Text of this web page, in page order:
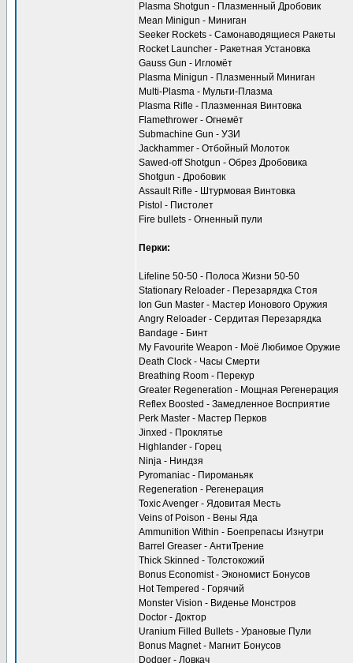
Plasma Shotgun - Плазменный Дробовик
Mean Minigun - Миниган
Seeker Rockets - Самонаводящиеся Ракеты
Rocket Launcher - Ракетная Установка
Gauss Gun - Игломёт
Plasma Minigun - Плазменный Миниган
Multi-Plasma - Мульти-Плазма
Plasma Rifle - Плазменная Винтовка
Flamethrower - Огнемёт
Submachine Gun - УЗИ
Jackhammer - Отбойный Молоток
Sawed-off Shotgun - Обрез Дробовика
Shotgun - Дробовик
Assault Rifle - Штурмовая Винтовка
Pistol - Пистолет
Fire bullets - Огненный пули
Перки:
Lifeline 50-50 - Полоса Жизни 50-50
Stationary Reloader - Перезарядка Стоя
Ion Gun Master - Мастер Ионового Оружия
Angry Reloader - Сердитая Перезарядка
Bandage - Бинт
My Favourite Weapon - Моё Любимое Оружие
Death Clock - Часы Смерти
Breathing Room - Перекур
Greater Regeneration - Мощная Регенерация
Reflex Boosted - Замедленное Восприятие
Perk Master - Мастер Перков
Jinxed - Проклятье
Highlander - Горец
Ninja - Ниндзя
Pyromaniac - Пироманьяк
Regeneration - Регенерация
Toxic Avenger - Ядовитая Месть
Veins of Poison - Вены Яда
Ammunition Within - Боепрепасы Изнутри
Barrel Greaser - АнтиТрение
Thick Skinned - Толстокожий
Bonus Economist - Экономист Бонусов
Hot Tempered - Горячий
Monster Vision - Виденье Монстров
Doctor - Доктор
Uranium Filled Bullets - Урановые Пули
Bonus Magnet - Магнит Бонусов
Dodger - Ловкач